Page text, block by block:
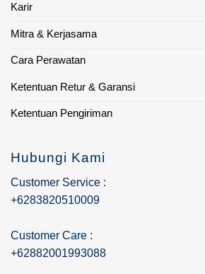
Karir
Mitra & Kerjasama
Cara Perawatan
Ketentuan Retur & Garansi
Ketentuan Pengiriman
Hubungi Kami
Customer Service :
+6283820510009
Customer Care :
+62882001993088